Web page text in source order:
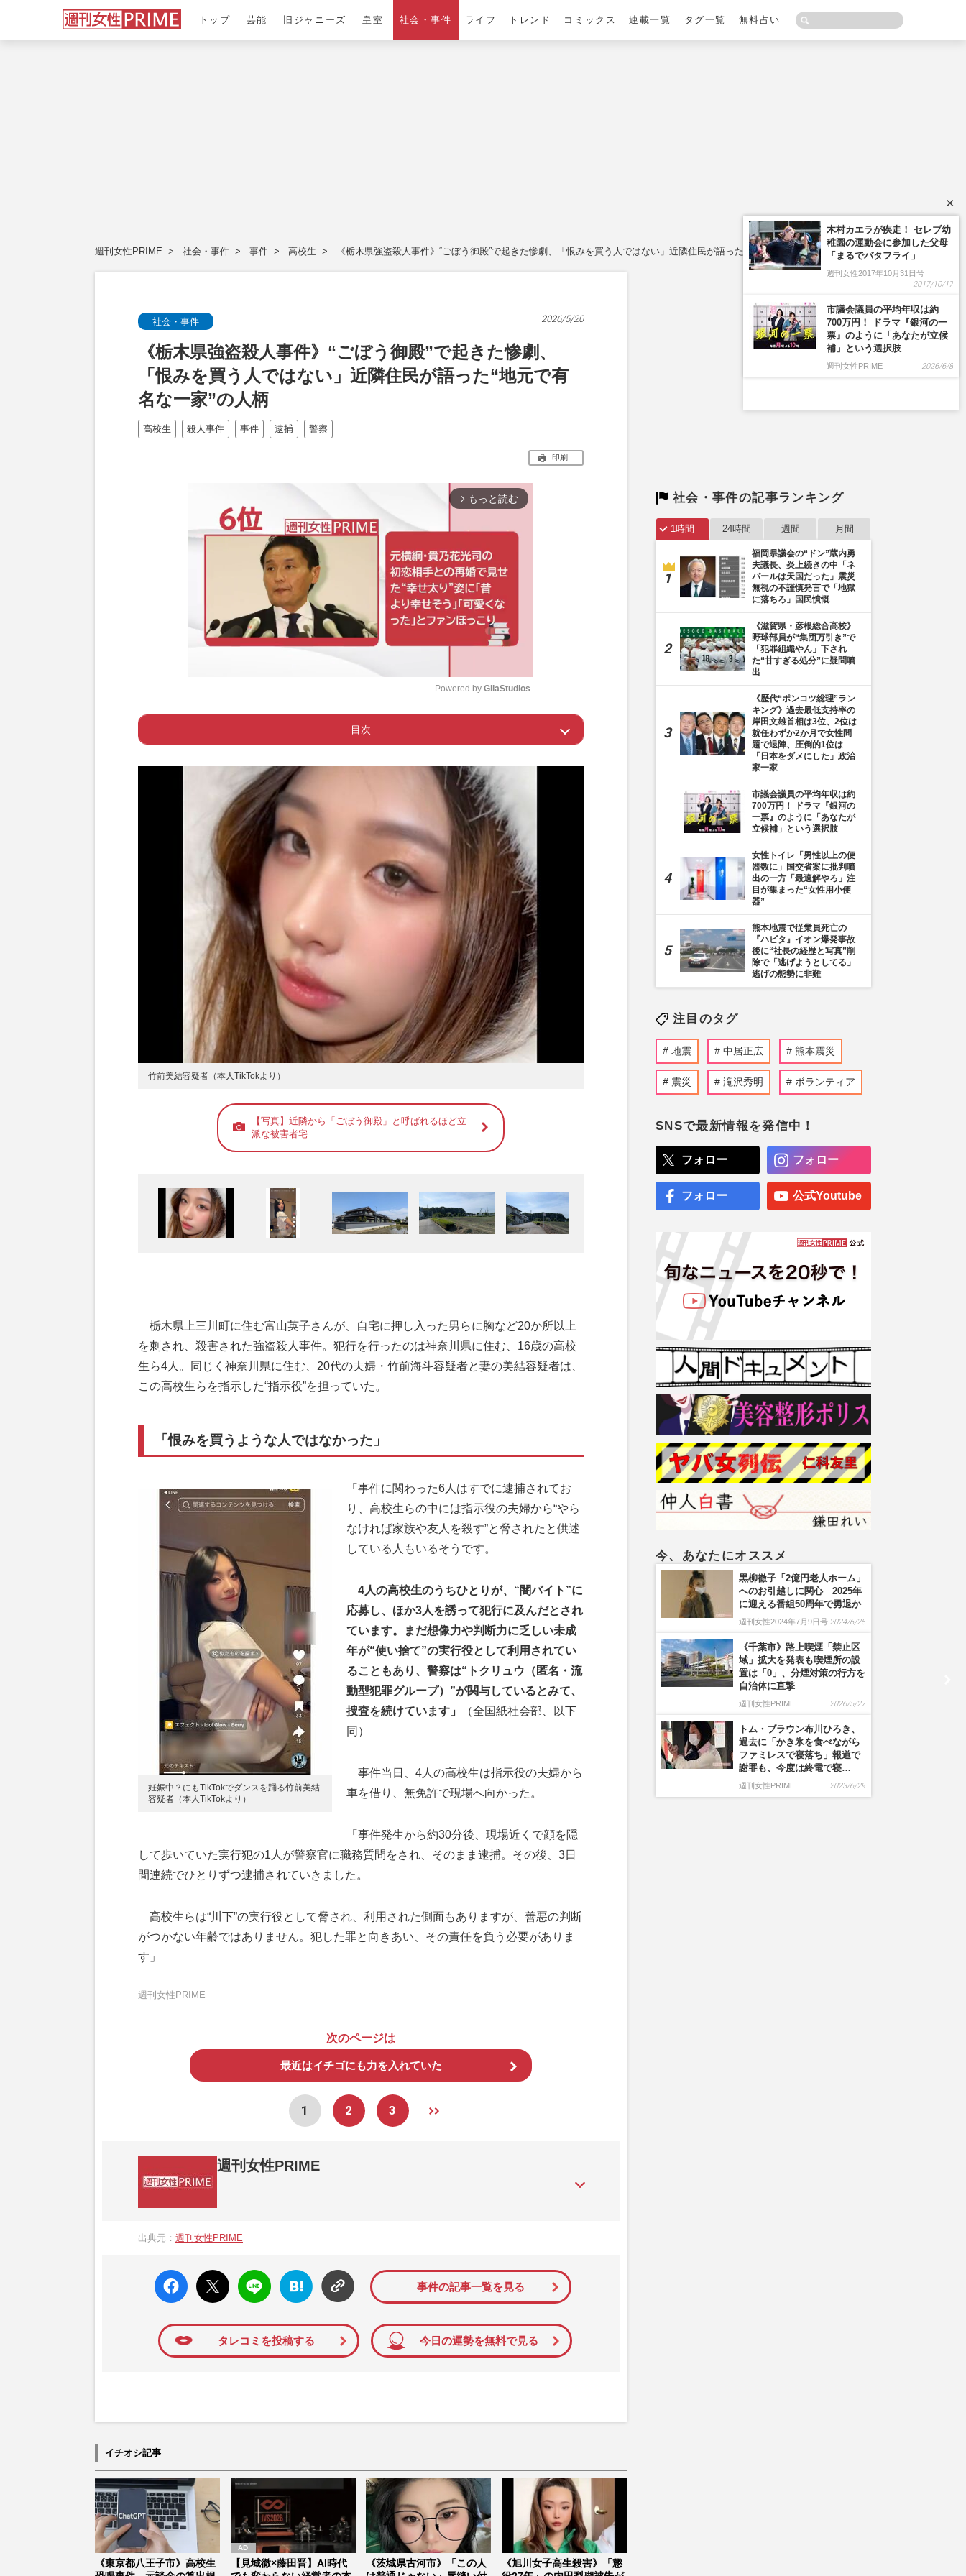
トップ 芸能 旧ジャニーズ 皇室 社会・事件 ライフ トレンド コミックス 連載一覧 タグ一覧 無料占い
週刊女性PRIME 社会・事件 事件 高校生 《栃木県強盗殺人事件》“ごぼう御殿”で起きた惨劇、「恨みを買う人ではない」近隣住民が語った“地元で有名な一家”の人柄
社会・事件 2026/5/20
《栃木県強盗殺人事件》“ごぼう御殿”で起きた惨劇、
「恨みを買う人ではない」近隣住民が語った“地元で有
名な一家”の人柄
高校生 殺人事件 事件 逮捕 警察
印刷
arrow_forward_ios もっと読む
t
e
Powered by GliaStudios
目次
Page 1 ー 「恨みを買うような人ではなかった」
ー 最近はイチゴにも力を入れていた
竹前美結容疑者（本人TikTokより）
【写真】近隣から「ごぼう御殿」と呼ばれるほど立
派な被害者宅
栃木県上三川町に住む富山英子さんが、自宅に押し入った男らに胸など20か所以上
を刺され、殺害された強盗殺人事件。犯行を行ったのは神奈川県に住む、16歳の高校
生ら4人。同じく神奈川県に住む、20代の夫婦・竹前海斗容疑者と妻の美結容疑者は、
この高校生らを指示した“指示役”を担っていた。
「恨みを買うような人ではなかった」
妊娠中？にもTikTokでダンスを踊る竹前美結
容疑者（本人TikTokより）
「事件に関わった6人はすでに逮捕されてお
り、高校生らの中には指示役の夫婦から“やら
なければ家族や友人を殺す”と脅されたと供述
している人もいるそうです。
4人の高校生のうちひとりが、“闇バイト”に
応募し、ほか3人を誘って犯行に及んだとされ
ています。まだ想像力や判断力に乏しい未成
年が“使い捨て”の実行役として利用されてい
ることもあり、警察は“トクリュウ（匿名・流
動型犯罪グループ）”が関与しているとみて、
捜査を続けています」
（全国紙社会部、以下
同）
事件当日、4人の高校生は指示役の夫婦から
車を借り、無免許で現場へ向かった。
「事件発生から約30分後、現場近くで顔を隠
して歩いていた実行犯の1人が警察官に職務質問をされ、そのまま逮捕。その後、3日
間連続でひとりずつ逮捕されていきました。
高校生らは“川下”の実行役として脅され、利用された側面もありますが、善悪の判断
がつかない年齢ではありません。犯した罪と向きあい、その責任を負う必要がありま
す」
週刊女性PRIME
次のページは
最近はイチゴにも力を入れていた
1 2 3
週刊女性PRIME
か、女性週刊誌『週刊女性』の誌面に掲載された記事から、インターネット利用者層にとって特に関心の
出典元： 週刊女性PRIME
faceboo
k いい
ね
X ポス
ト
LINE
はてな
ブック
マーク
事件の記事一覧を見る
タレコミを投稿する 今日の運勢を無料で見る
イチオシ記事
《東京都八王子市》高校生
【見城徹×藤田晋】AI時代
《茨城県古河市》「この人
《旭川女子高生殺害》「懲
社会・事件の記事ランキング
1時間 24時間 週間 月間
福岡県議会の“ドン”蔵内勇
夫議長、炎上続きの中「ネ
パールは天国だった」震災
無視の不謹慎発言で「地獄
に落ちろ」国民憤慨
《滋賀県・彦根総合高校》
野球部員が“集団万引き”で
「犯罪組織やん」下され
た“甘すぎる処分”に疑問噴
出
《歴代“ポンコツ総理”ラン
キング》過去最低支持率の
岸田文雄首相は3位、2位は
就任わずか2か月で女性問
題で退陣、圧倒的1位は
「日本をダメにした」政治
家一家
市議会議員の平均年収は約
700万円！ ドラマ『銀河の
一票』のように「あなたが
立候補」という選択肢
女性トイレ「男性以上の便
器数に」国交省案に批判噴
出の一方「最適解やろ」注
目が集まった“女性用小便
器”
熊本地震で従業員死亡の
『ハビタ』イオン爆発事故
後に“社長の経歴と写真”削
除で「逃げようとしてる」
逃げの態勢に非難
注目のタグ
地震 中居正広 熊本震災
震災 滝沢秀明 ボランティア
SNSで最新情報を発信中！
フォロー フォロー
フォロー 公式Youtube
今、あなたにオススメ
黒柳徹子「2億円老人ホーム」
へのお引越しに関心 2025年
に迎える番組50周年で勇退か
週刊女性2024年7月9日号 2024/6/25
《千葉市》路上喫煙「禁止区
域」拡大を発表も喫煙所の設
置は「0」、分煙対策の行方を
自治体に直撃
週刊女性PRIME 2026/5/27
トム・ブラウン布川ひろき、
過去に「かき氷を食べながら
ファミレスで寝落ち」報道で
謝罪も、今度は終電で寝…
週刊女性PRIME 2023/6/29
×